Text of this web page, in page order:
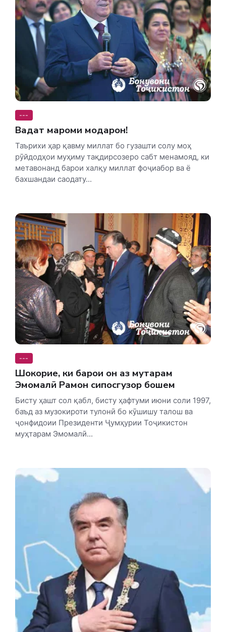
---
Ваҳдат мароми модарон!
Таърихи ҳар қавму миллат бо гузашти солу моҳ
рӯйдодҳои муҳиму тақдирсозеро сабт менамояд, ки
метавонанд барои халқу миллат фоҷиабор ва ё
бахшандаи саодату...
---
Шоҳкорие, ки барои он аз муҳтарам
Эмомалӣ Раҳмон сипосгузор бошем
Бисту ҳашт сол қабл, бисту ҳафтуми июни соли 1997,
баъд аз музокироти тулонӣ бо кӯшишу талош ва
ҷонфидоии Президенти Ҷумҳурии Тоҷикистон
муҳтарам Эмомалӣ...